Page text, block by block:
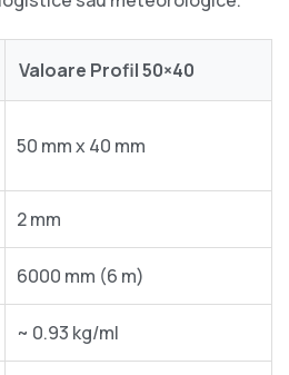
Valoare Profil 50×40
50 mm x 40 mm
2 mm
6000 mm (6 m)
~ 0.93 kg/ml